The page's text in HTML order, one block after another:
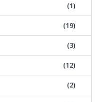
(1)
(19)
(3)
(12)
(2)